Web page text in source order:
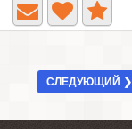
СЛЕДУЮЩИЙ ❯